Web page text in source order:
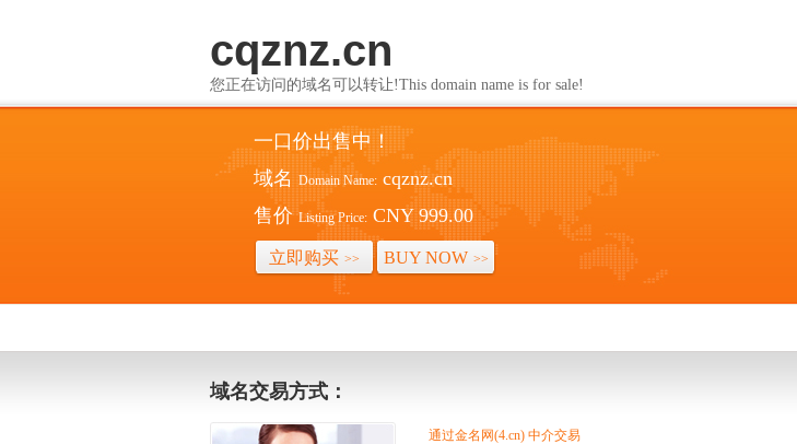
cqznz.cn
您正在访问的域名可以转让!This domain name is for sale!
一口价出售中！
域名 Domain Name: cqznz.cn
售价 Listing Price: CNY 999.00
立即购买 >> BUY NOW >>
域名交易方式：
通过金名网(4.cn) 中介交易